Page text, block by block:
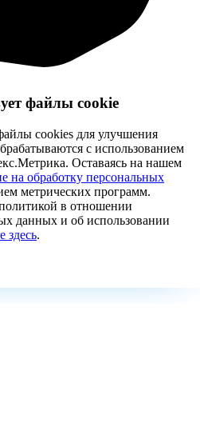
файлы cookie
cookies для улучшения
с использованием
Оставаясь на нашем
на обработку персональных
метрических программ.
в отношении
данных и об использовании
здесь.